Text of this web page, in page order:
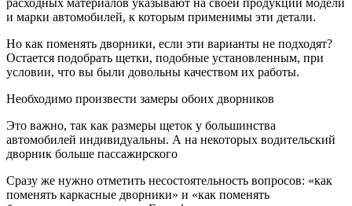
расходных материалов указывают на своей продукции модели
и марки автомобилей, к которым применимы эти детали.
Но как поменять дворники, если эти варианты не подходят?
Остается подобрать щетки, подобные установленным, при
условии, что вы были довольны качеством их работы.
Необходимо произвести замеры обоих дворников
Это важно, так как размеры щеток у большинства
автомобилей индивидуальны. А на некоторых водительский
дворник больше пассажирского
Сразу же нужно отметить несостоятельность вопросов: «как
поменять каркасные дворники» и «как поменять